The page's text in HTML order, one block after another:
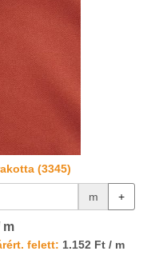
(3345)
m +
m
felett: 1.152 Ft / m